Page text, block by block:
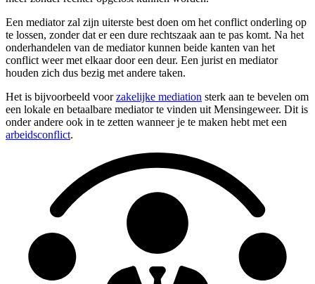
Een mediator zal zijn uiterste best doen om het conflict onderling op
te lossen, zonder dat er een dure rechtszaak aan te pas komt. Na het
onderhandelen van de mediator kunnen beide kanten van het
conflict weer met elkaar door een deur. Een jurist en mediator
houden zich dus bezig met andere taken.
Het is bijvoorbeeld voorzakelijke mediation sterk aan te bevelen om
een lokale en betaalbare mediator te vinden uit Mensingeweer. Dit is
onder andere ook in te zetten wanneer je te maken hebt met een
arbeidsconflict.